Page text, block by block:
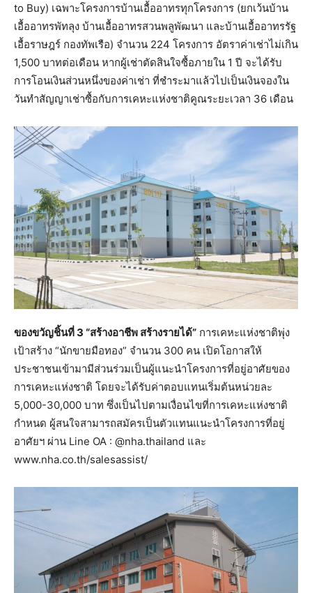
to Buy) เฉพาะโครงการบ้านเอื้ออาทรทุกโครงการ (ยกเว้นบ้าน
เอื้ออาทรพัทลุง บ้านเอื้ออาทรสวนพลูพัฒนา และบ้านเอื้ออาทรรัฐ
เอื้อราษฎร์ กองทัพเรือ) จำนวน 224 โครงการ อัตราค่าเช่าไม่เกิน
1,500 บาทต่อเดือน หากผู้เช่าตัดสินใจซื้อภายใน 1 ปี จะได้รับ
การโอนเงินส่วนหนึ่งของค่าเช่า ที่ชำระมาแล้วไปเป็นเงินจองใน
วันทำสัญญาเช่าซื้อกับการเคหะแห่งชาติคูณระยะเวลา 36 เดือน
ของขวัญชิ้นที่ 3 “สร้างอาชีพ สร้างรายได้” การเคหะแห่งชาติพุ่ง
เป้าสร้าง “นักขายมือทอง” จำนวน 300 คน เปิดโอกาสให้
ประชาชนเข้ามามีส่วนร่วมเป็นผู้แนะนำโครงการที่อยู่อาศัยของ
การเคหะแห่งชาติ โดยจะได้รับค่าตอบแทนเริ่มต้นหน่วยละ
5,000-30,000 บาท ซึ่งเป็นไปตามเงื่อนไขที่การเคหะแห่งชาติ
กำหนด ผู้สนใจสามารถสมัครเป็นตัวแทนแนะนำโครงการที่อยู่
อาศัยฯ ผ่าน Line OA : @nha.thailand และ
www.nha.co.th/salesassist/